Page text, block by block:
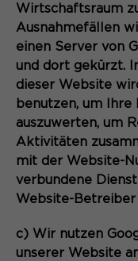
Wirtschaftsraum
Ausnahmefällen
einen Server von
und dort gekürzt.
dieser Website
benutzen, um
auszuwerten, um
Aktivitäten
mit der Website-
verbundene
Website-Betreiber
c) Wir nutzen
unserer Website